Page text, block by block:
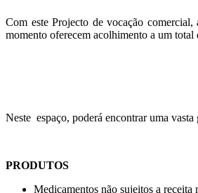
Com este Projecto de vocação
momento oferecem acolhimento a um total
Neste espaço, poderá encontrar uma
PRODUTOS
Medicamentos não sujeitos a receita